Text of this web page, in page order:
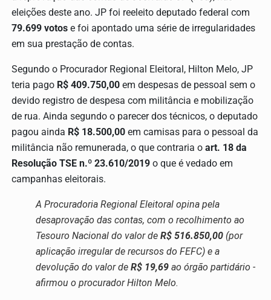
eleições deste ano. JP foi reeleito deputado federal com
79.699 votos e foi apontado uma série de irregularidades
em sua prestação de contas.
Segundo o Procurador Regional Eleitoral, Hilton Melo, JP
teria pago R$ 409.750,00 em despesas de pessoal sem o
devido registro de despesa com militância e mobilização
de rua. Ainda segundo o parecer dos técnicos, o deputado
pagou ainda R$ 18.500,00 em camisas para o pessoal da
militância não remunerada, o que contraria o art. 18 da
Resolução TSE n.º 23.610/2019 o que é vedado em
campanhas eleitorais.
A Procuradoria Regional Eleitoral opina pela
desaprovação das contas, com o recolhimento ao
Tesouro Nacional do valor de R$ 516.850,00 (por
aplicação irregular de recursos do FEFC) e a
devolução do valor de R$ 19,69 ao órgão partidário -
afirmou o procurador Hilton Melo.